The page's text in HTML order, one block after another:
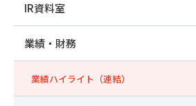
IR資料室
業績・財務
業績ハイライト（連結）